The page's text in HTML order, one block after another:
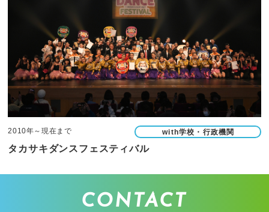
2010年～現在まで with学校・行政機関
タカサキダンスフェスティバル
CONTACT